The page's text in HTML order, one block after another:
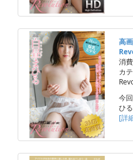
高
消
カ
今
ひ
[詳